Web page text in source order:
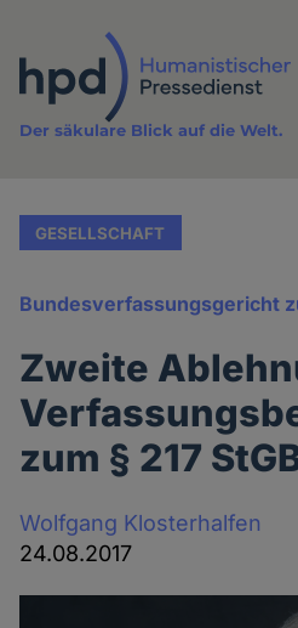
Inhalt
Der säkulare Blick auf die Welt.
GESELLSCHAFT
Bundesverfassungsgericht
Zweite
zum § 217
Wolfgang Klosterhalfen
24.08.2017